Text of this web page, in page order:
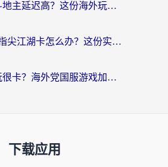
国外打欢乐斗地主延迟高？这份海外玩家国服游戏加速指南帮你解决卡顿烦恼
非洲玩剑网3指尖江湖卡怎么办？这份实测有效的国服游戏加速指南请收好
逆战在美国玩很卡？海外党国服游戏加速终极指南（附DNF宝可梦加速技巧）
下载应用